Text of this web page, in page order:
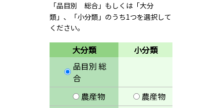
「品目別 総合」もしくは「大分
類」、「小分類」のうち1つを選択して
ください。
大分類
小分類
品目別 総
合
農産物
農産物